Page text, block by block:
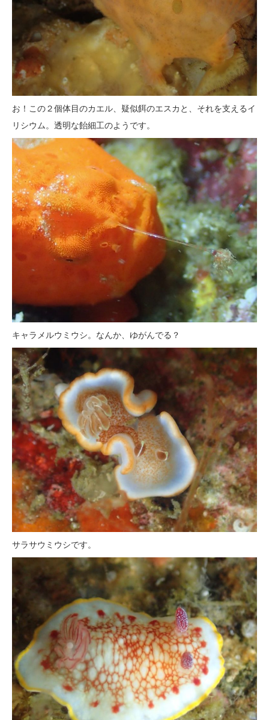
お！この２個体目のカエル、疑似餌のエスカと、それを支えるイ
リシウム。透明な飴細工のようです。
キャラメルウミウシ。なんか、ゆがんでる？
サラサウミウシです。